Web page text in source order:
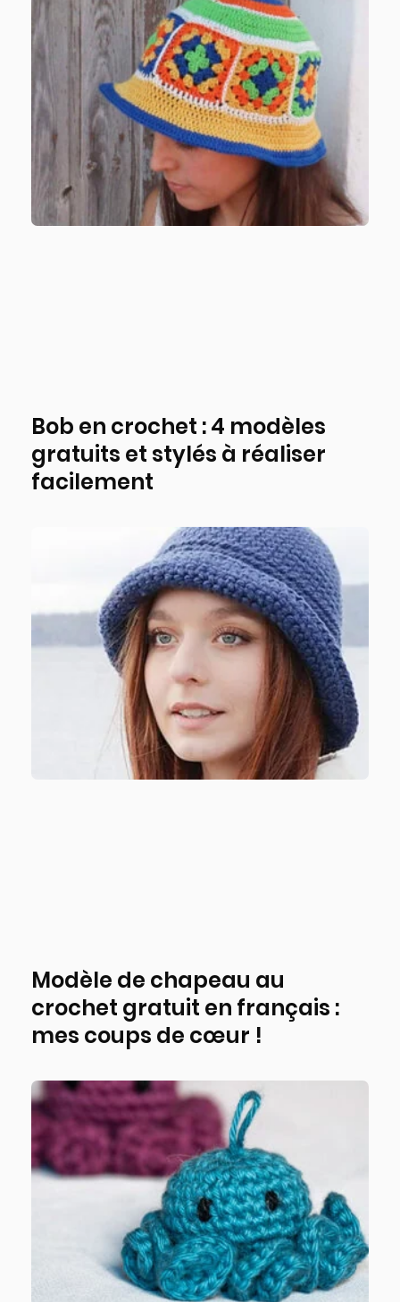
Bob en crochet : 4 modèles
gratuits et stylés à réaliser
facilement
Modèle de chapeau au
crochet gratuit en français :
mes coups de cœur !